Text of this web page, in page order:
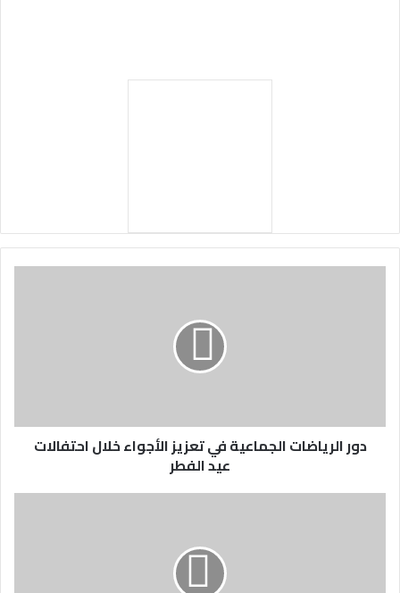
دور الرياضات الجماعية في تعزيز الأجواء خلال احتفالات
عيد الفطر